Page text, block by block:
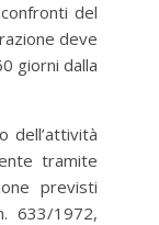
del
deve
giorni dalla
dell’attività
tramite
previsti
633/1972,